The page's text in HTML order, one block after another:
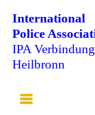
International
Police
IPA
Heilbronn
Main
Menu